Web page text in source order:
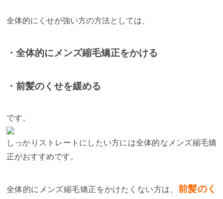
全体的にくせが強い方の方法としては、
・全体的にメンズ縮毛矯正をかける
・前髪のくせを緩める
です。
しっかりストレートにしたい方には全体的なメンズ縮毛矯
正がおすすめです。
全体的にメンズ縮毛矯正をかけたくない方は、 前髪のく